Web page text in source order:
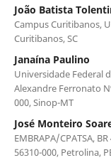
João Batista
Campus Curitibanos,
Curitibanos, SC
Janaína Paulino
Universidade Federal
Alexandre Ferronato
000, Sinop-MT
José Monteiro
EMBRAPA/CPATSA,
56310-000, Petrolina,